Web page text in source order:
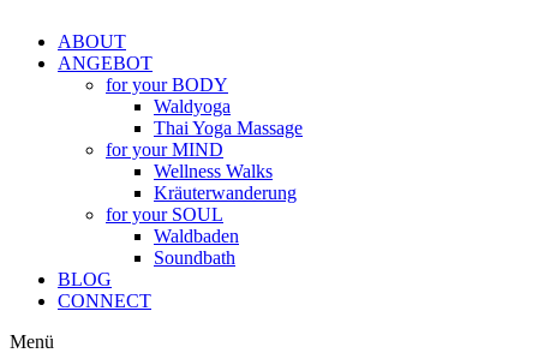
ABOUT
ANGEBOT
for your BODY
Waldyoga
Thai Yoga Massage
for your MIND
Wellness Walks
Kräuterwanderung
for your SOUL
Waldbaden
Soundbath
BLOG
CONNECT
Menü